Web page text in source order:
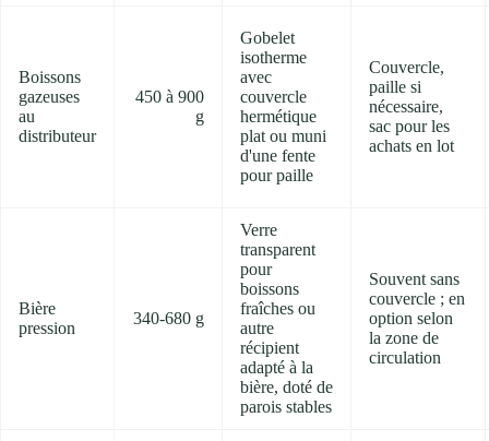
Boissons
gazeuses
au
distributeur
450 à 900
g
Gobelet
isotherme
avec
couvercle
hermétique
plat ou muni
d'une fente
pour paille
Couvercle,
paille si
nécessaire,
sac pour les
achats en lot
Bière
pression
340-680 g
Verre
transparent
pour
boissons
fraîches ou
autre
récipient
adapté à la
bière, doté de
parois stables
Souvent sans
couvercle ; en
option selon
la zone de
circulation